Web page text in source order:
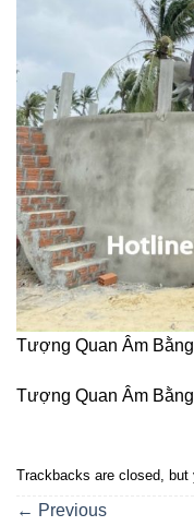
Tượng Quan Âm
Tượng Quan Âm
Trackbacks are closed, but
← Previous